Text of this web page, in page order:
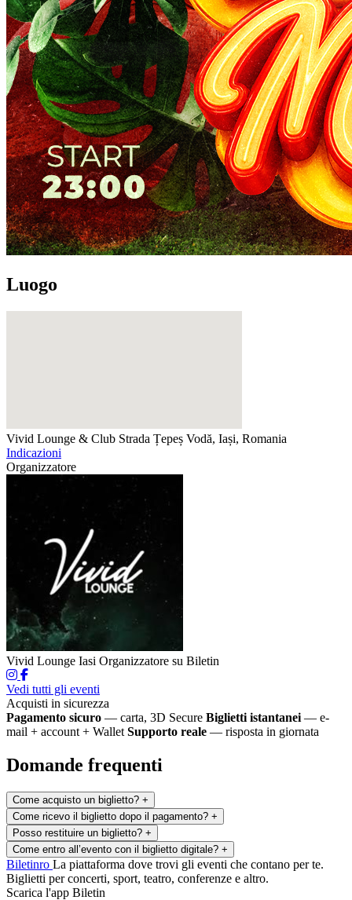
Luogo
Vivid Lounge & Club Strada Țepeș Vodă, Iași, Romania
Indicazioni
Organizzatore
Vivid Lounge Iasi Organizzatore su Biletin
Vedi tutti gli eventi
Acquisti in sicurezza
Pagamento sicuro — carta, 3D Secure Biglietti istantanei — e-
mail + account + Wallet Supporto reale — risposta in giornata
Domande frequenti
Come acquisto un biglietto? +
Come ricevo il biglietto dopo il pagamento? +
Posso restituire un biglietto? +
Come entro all’evento con il biglietto digitale? +
Biletinro La piattaforma dove trovi gli eventi che contano per te.
Biglietti per concerti, sport, teatro, conferenze e altro.
Scarica l'app Biletin